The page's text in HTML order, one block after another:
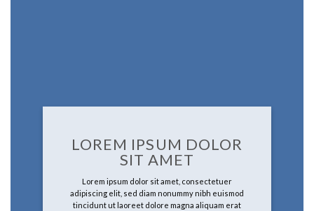
LOREM IPSUM DOLOR
SIT AMET
Lorem ipsum dolor sit amet, consectetuer
adipiscing elit, sed diam nonummy nibh euismod
tincidunt ut laoreet dolore magna aliquam erat